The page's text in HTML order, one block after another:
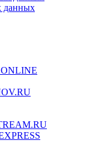
данных